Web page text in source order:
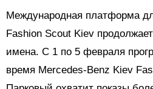
Международная платформа
Fashion Scout Kiev
имена. С 1 по 5 февраля
время Mercedes-Benz Kiev